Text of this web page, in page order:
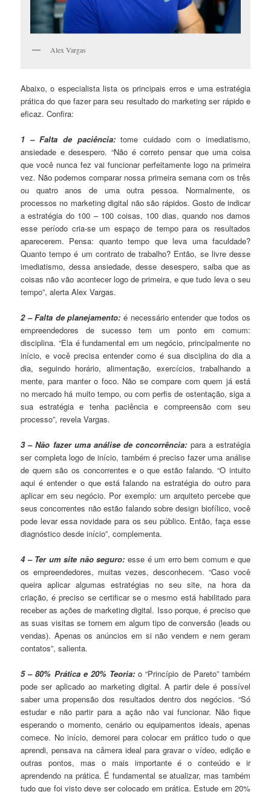
Alex Vargas
Abaixo, o especialista lista os principais erros e uma estratégia
prática do que fazer para seu resultado do marketing ser rápido e
eficaz. Confira:
1 – Falta de paciência: tome cuidado com o imediatismo,
ansiedade e desespero. “Não é correto pensar que uma coisa
que você nunca fez vai funcionar perfeitamente logo na primeira
vez. Não podemos comparar nossa primeira semana com os três
ou quatro anos de uma outra pessoa. Normalmente, os
processos no marketing digital não são rápidos. Gosto de indicar
a estratégia do 100 – 100 coisas, 100 dias, quando nos damos
esse período cria-se um espaço de tempo para os resultados
aparecerem. Pensa: quanto tempo que leva uma faculdade?
Quanto tempo é um contrato de trabalho? Então, se livre desse
imediatismo, dessa ansiedade, desse desespero, saiba que as
coisas não vão acontecer logo de primeira, e que tudo leva o seu
tempo”, alerta Alex Vargas.
2 – Falta de planejamento: é necessário entender que todos os
empreendedores de sucesso tem um ponto em comum:
disciplina. “Ela é fundamental em um negócio, principalmente no
início, e você precisa entender como é sua disciplina do dia a
dia, seguindo horário, alimentação, exercícios, trabalhando a
mente, para manter o foco. Não se compare com quem já está
no mercado há muito tempo, ou com perfis de ostentação, siga a
sua estratégia e tenha paciência e compreensão com seu
processo”, revela Vargas.
3 – Não fazer uma análise de concorrência: para a estratégia
ser completa logo de início, também é preciso fazer uma análise
de quem são os concorrentes e o que estão falando. “O intuito
aqui é entender o que está falando na estratégia do outro para
aplicar em seu negócio. Por exemplo: um arquiteto percebe que
seus concorrentes não estão falando sobre design biofílico, você
pode levar essa novidade para os seu público. Então, faça esse
diagnóstico desde início”, complementa.
4 – Ter um site não seguro: esse é um erro bem comum e que
os empreendedores, muitas vezes, desconhecem. “Caso você
queira aplicar algumas estratégias no seu site, na hora da
criação, é preciso se certificar se o mesmo está habilitado para
receber as ações de marketing digital. Isso porque, é preciso que
as suas visitas se tornem em algum tipo de conversão (leads ou
vendas). Apenas os anúncios em si não vendem e nem geram
contatos”, salienta.
5 – 80% Prática e 20% Teoria: o “Princípio de Pareto” também
pode ser aplicado ao marketing digital. A partir dele é possível
saber uma propensão dos resultados dentro dos negócios. “Só
estudar e não partir para a ação não vai funcionar. Não fique
esperando o momento, cenário ou equipamentos ideais, apenas
comece. No início, demorei para colocar em prático tudo o que
aprendi, pensava na câmera ideal para gravar o vídeo, edição e
outras pontos, mas o mais importante é o conteúdo e ir
aprendendo na prática. É fundamental se atualizar, mas também
tudo que foi visto deve ser colocado em prática. Estude em 20%